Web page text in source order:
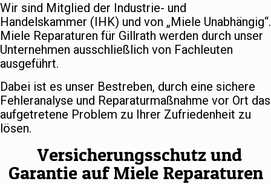
Wir sind Mitglied der Industrie- und
Handelskammer (IHK) und von „Miele Unabhängig“.
Miele Reparaturen für Gillrath werden durch unser
Unternehmen ausschließlich von Fachleuten
ausgeführt.
Dabei ist es unser Bestreben, durch eine sichere
Fehleranalyse und Reparaturmaßnahme vor Ort das
aufgetretene Problem zu Ihrer Zufriedenheit zu
lösen.
Versicherungsschutz und
Garantie auf Miele Reparaturen